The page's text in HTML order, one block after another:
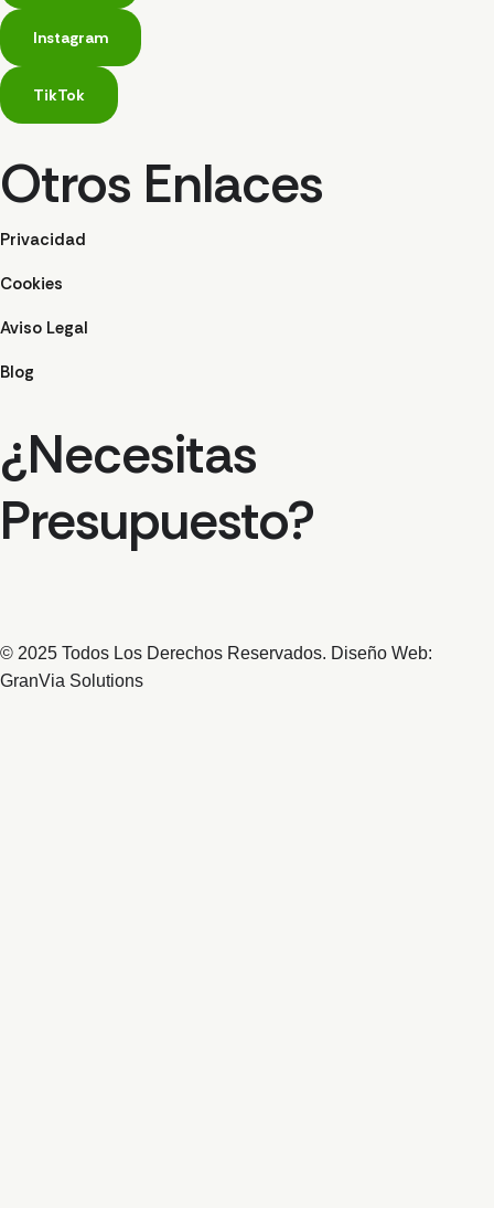
Instagram
TikTok
Otros Enlaces
Privacidad
Cookies
Aviso Legal
Blog
¿Necesitas
Presupuesto?
© 2025 Todos Los Derechos Reservados. Diseño Web:
GranVia Solutions